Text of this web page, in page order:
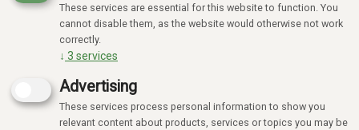
Produkter
Kategorier
These services are essential for this website to function. You
cannot disable them, as the website would otherwise not work
correctly.
↓ 3 services
Advertising
These services process personal information to show you
relevant content about products, services or topics you may be